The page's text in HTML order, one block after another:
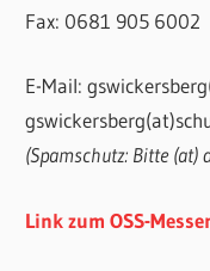
Fax: 0681 905 6002
E-Mail:
(Spamschutz: Bitte (at)
Link zum OSS-